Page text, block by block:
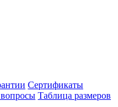
Сертификаты
вопросы Таблица размеров